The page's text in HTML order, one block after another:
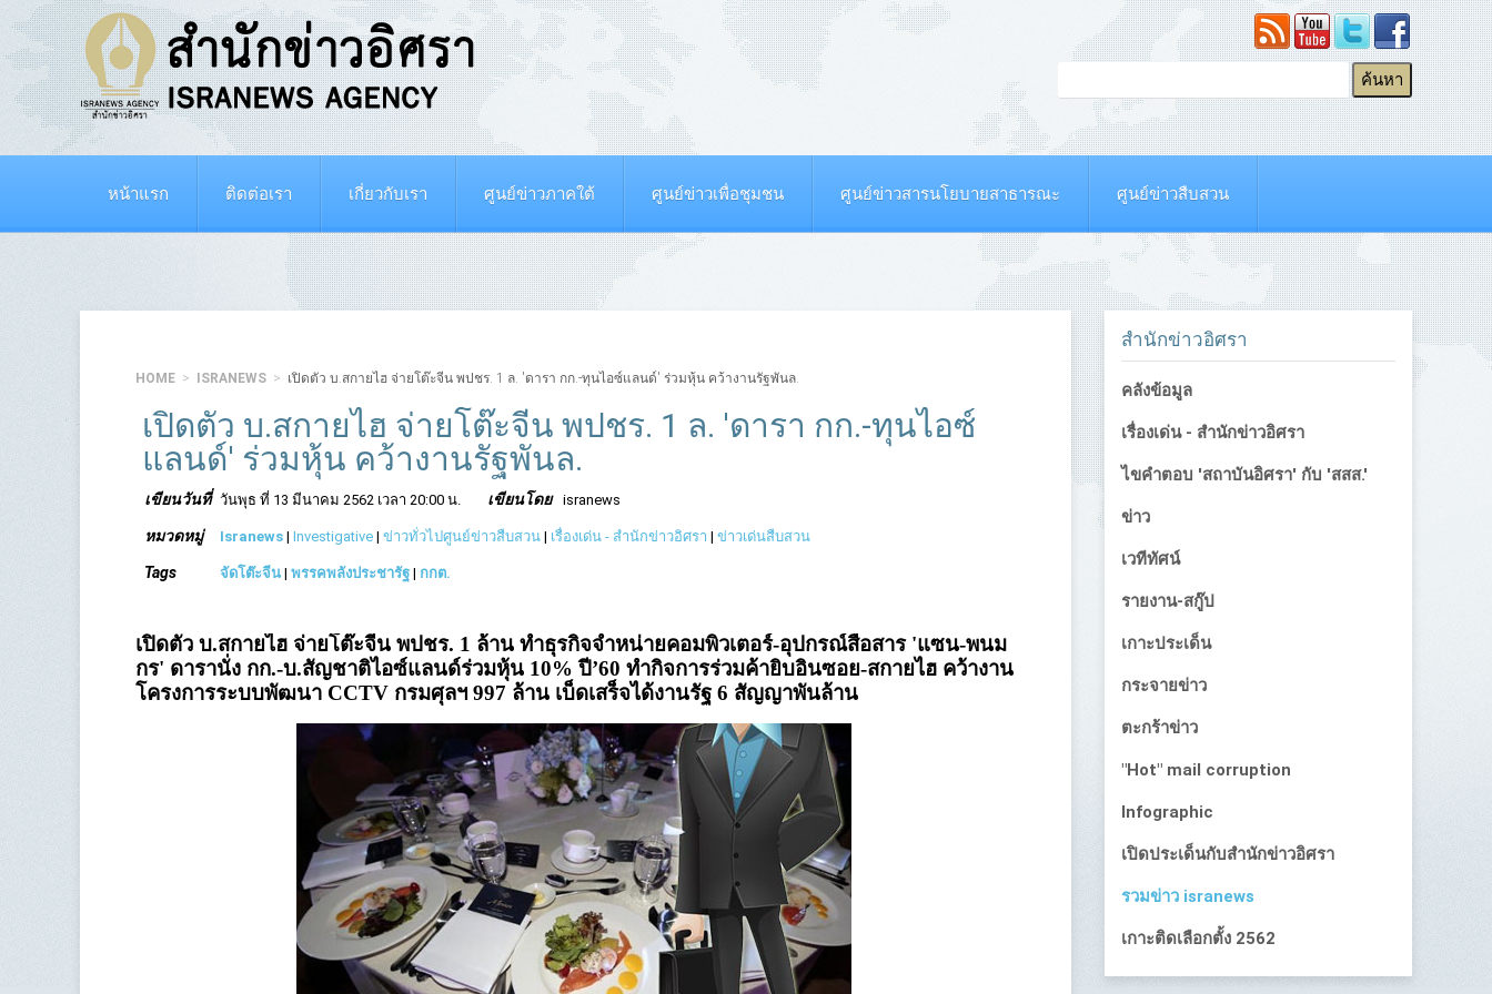
หน้าแรก ติดต่อเรา เกี่ยวกับเรา ศูนย์ข่าวภาคใต้ ศูนย์ข่าวเพื่อชุมชน ศูนย์ข่าวสารนโยบายสาธารณะ ศูนย์ข่าวสืบสวน
HOME ISRANEWS เปิดตัว บ.สกายไฮ จ่ายโต๊ะจีน พปชร. 1 ล. 'ดารา กก.-ทุนไอซ์แลนด์' ร่วมหุ้น คว้างานรัฐพันล.
เปิดตัว บ.สกายไฮ จ่ายโต๊ะจีน พปชร. 1 ล. 'ดารา กก.-ทุนไอซ์
แลนด์' ร่วมหุ้น คว้างานรัฐพันล.
เขียนวันที่ วันพุธ ที่ 13 มีนาคม 2562 เวลา 20:00 น. เขียนโดย isranews
หมวดหมู่ Isranews | Investigative | ข่าวทั่วไปศูนย์ข่าวสืบสวน | เรื่องเด่น - สำนักข่าวอิศรา | ข่าวเด่นสืบสวน
Tags จัดโต๊ะจีน | พรรคพลังประชารัฐ | กกต.
เปิดตัว บ.สกายไฮ จ่ายโต๊ะจีน พปชร. 1 ล้าน ทำธุรกิจจำหน่ายคอมพิวเตอร์-อุปกรณ์สื่อสาร 'แซน-พนม
กร' ดารานั่ง กก.-บ.สัญชาติไอซ์แลนด์ร่วมหุ้น 10% ปี’60 ทำกิจการร่วมค้ายิบอินซอย-สกายไฮ คว้างาน
โครงการระบบพัฒนา CCTV กรมศุลฯ 997 ล้าน เบ็ดเสร็จได้งานรัฐ 6 สัญญาพันล้าน
สำนักข่าวอิศรา
คลังข้อมูล
เรื่องเด่น - สำนักข่าวอิศรา
ไขคำตอบ 'สถาบันอิศรา' กับ 'สสส.'
ข่าว
เวทีทัศน์
รายงาน-สกู๊ป
เกาะประเด็น
กระจายข่าว
ตะกร้าข่าว
"Hot" mail corruption
Infographic
เปิดประเด็นกับสำนักข่าวอิศรา
รวมข่าว isranews
เกาะติดเลือกตั้ง 2562